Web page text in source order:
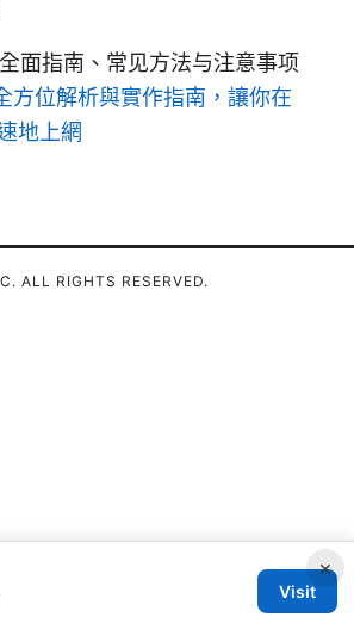
面指南、常见方法与注意事项
方位解析與實作指南，讓你在
地上網
×
Visit
ALL RIGHTS RESERVED.